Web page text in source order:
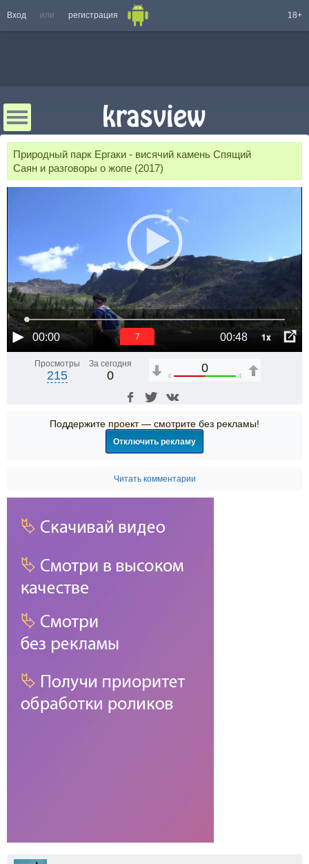
Вход или регистрация 18+
Природный парк Ергаки - висячий камень Спящий
Саян и разговоры о жопе (2017)
00:00 00:48 1x
7
Просмотры
215
За сегодня
0
0
4 4
Поддержите проект — смотрите без рекламы!
Отключить рекламу
Читать комментарии